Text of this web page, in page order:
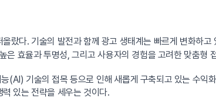
랐다. 기술의 발전과 함께 광고 생태계는 빠르게 변화하
효율과 투명성, 그리고 사용자의 경험을 고려한 맞춤형
(AI) 기술의 접목 등으로 인해 새롭게 구축되고 있는 수익
있는 전략을 세우는 것이다.